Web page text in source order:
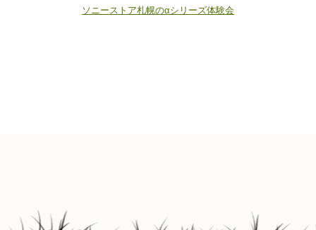
ソニーストア札幌のαシリーズ体験会